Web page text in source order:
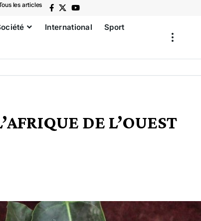
les articles
International Sport
DE L’OUEST